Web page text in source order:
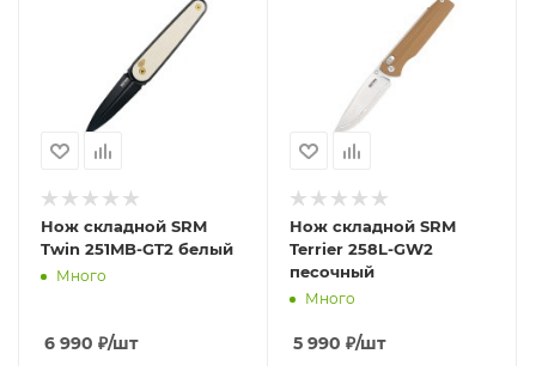
Нож складной SRM
Twin 251MB-GT2 белый
Много
6 990 ₽/шт
Нож складной SRM
Terrier 258L-GW2
песочный
Много
5 990 ₽/шт